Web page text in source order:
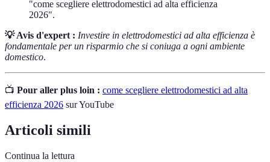
"come scegliere elettrodomestici ad alta efficienza
2026".
💡 Avis d'expert : Investire in elettrodomestici ad alta efficienza è
fondamentale per un risparmio che si coniuga a ogni ambiente
domestico.
📺 Pour aller plus loin : come scegliere elettrodomestici ad alta
efficienza 2026 sur YouTube
Articoli simili
Continua la lettura